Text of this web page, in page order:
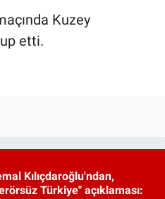
Kuzey
etti.
Kılıçdaroğlu'ndan,
Türkiye" açıklaması: